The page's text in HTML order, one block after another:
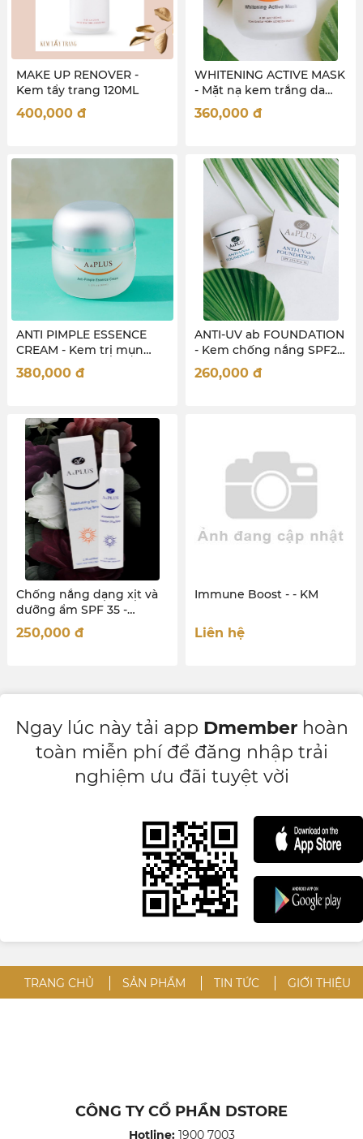
MAKE UP RENOVER -
Kem tẩy trang 120ML
400,000 đ
WHITENING ACTIVE MASK
- Mặt nạ kem trắng da
120ml
360,000 đ
ANTI PIMPLE ESSENCE
CREAM - Kem trị mụn
30ml
380,000 đ
ANTI-UV ab FOUNDATION
- Kem chống nắng SPF25
30ml
260,000 đ
Chống nắng dạng xịt và
dưỡng ẩm SPF 35 -
MOISTURIZING SUN
PROTECTION UV SPRAY
250,000 đ
Immune Boost - - KM
Liên hệ
Ngay lúc này tải app Dmemberhoàn
toàn miễn phí để đăng nhập trải
nghiệm ưu đãi tuyệt vời
TRANG CHỦ SẢN PHẨM TIN TỨC GIỚI THIỆU
CÔNG TY CỔ PHẦN DSTORE
Hotline:1900 7003